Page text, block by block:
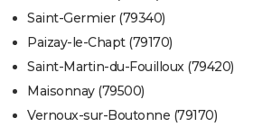
Saint-Germier (79340)
Paizay-le-Chapt (79170)
Saint-Martin-du-Fouilloux (79420)
Maisonnay (79500)
Vernoux-sur-Boutonne (79170)